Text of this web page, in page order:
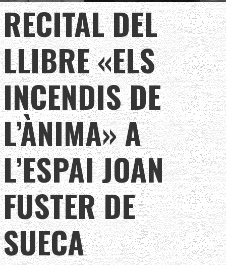
RECITAL DEL
LLIBRE «ELS
INCENDIS DE
L’ÀNIMA» A
L’ESPAI JOAN
FUSTER DE
SUECA